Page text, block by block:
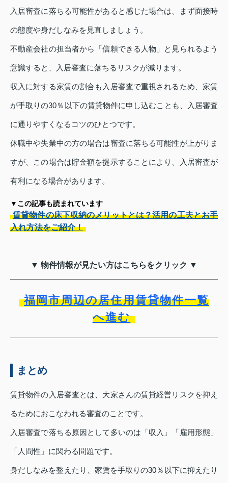
入居審査に落ちる可能性があると感じた場合は、まず面接時
の態度や身だしなみを見直しましょう。
不動産会社の担当者から「信頼できる人物」と見られるよう
意識すると、入居審査に落ちるリスクが減ります。
収入に対する家賃の割合も入居審査で重視されるため、家賃
が手取りの30％以下の賃貸物件に申し込むことも、入居審査
に通りやすくなるコツのひとつです。
休職中や失業中の方の場合は審査に落ちる可能性が上がりま
すが、この場合は貯金額を提示することにより、入居審査が
有利になる場合があります。
▼この記事も読まれています
賃貸物件の床下収納のメリットとは？活用の工夫とお手
入れ方法をご紹介！
▼ 物件情報が見たい方はこちらをクリック ▼
福岡市周辺の居住用賃貸物件一覧
へ進む
まとめ
賃貸物件の入居審査とは、大家さんの賃貸経営リスクを抑え
るためにおこなわれる審査のことです。
入居審査で落ちる原因として多いのは「収入」「雇用形態」
「人間性」に関わる問題です。
身だしなみを整えたり、家賃を手取りの30％以下に抑えたり